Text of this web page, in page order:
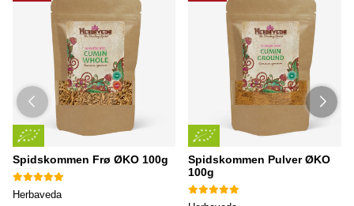
Spidskommen Frø ØKO 100g
Herbaveda
Spidskommen Pulver ØKO
100g